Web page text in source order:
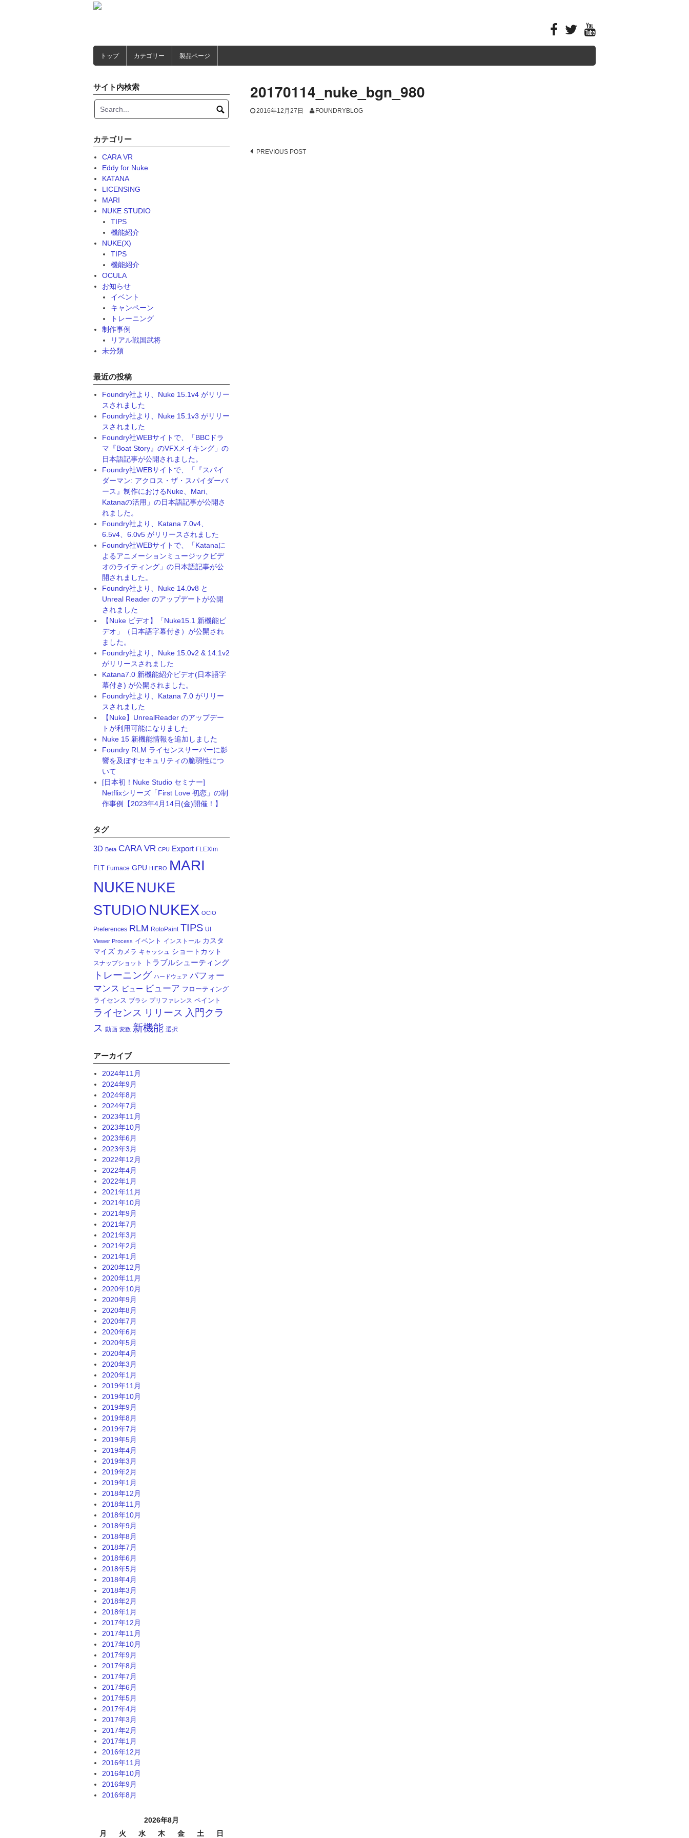
トップ カテゴリー 製品ページ
20170114_nuke_bgn_980
2016年12月27日 FOUNDRYBLOG
Post
PREVIOUS POST
サイト内検索
カテゴリー
CARA VR
Eddy for Nuke
KATANA
LICENSING
MARI
NUKE STUDIO
TIPS
機能紹介
NUKE(X)
TIPS
機能紹介
OCULA
お知らせ
イベント
キャンペーン
トレーニング
制作事例
リアル戦国武将
未分類
最近の投稿
Foundry社より、Nuke 15.1v4 がリリー
スされました
Foundry社より、Nuke 15.1v3 がリリー
スされました
Foundry社WEBサイトで、「BBCドラ
マ『Boat Story』のVFXメイキング」の
日本語記事が公開されました。
Foundry社WEBサイトで、「『スパイ
ダーマン: アクロス・ザ・スパイダーバ
ース』制作におけるNuke、Mari、
Katanaの活用」の日本語記事が公開さ
れました。
Foundry社より、Katana 7.0v4、
6.5v4、6.0v5 がリリースされました
Foundry社WEBサイトで、「Katanaに
よるアニメーションミュージックビデ
オのライティング」の日本語記事が公
開されました。
Foundry社より、Nuke 14.0v8 と
Unreal Reader のアップデートが公開
されました
【Nuke ビデオ】「Nuke15.1 新機能ビ
デオ」（日本語字幕付き）が公開され
ました。
Foundry社より、Nuke 15.0v2 & 14.1v2
がリリースされました
Katana7.0 新機能紹介ビデオ(日本語字
幕付き) が公開されました。
Foundry社より、Katana 7.0 がリリー
スされました
【Nuke】UnrealReader のアップデー
トが利用可能になりました
Nuke 15 新機能情報を追加しました
Foundry RLM ライセンスサーバーに影
響を及ぼすセキュリティの脆弱性につ
いて
[日本初！Nuke Studio セミナー]
Netflixシリーズ「First Love 初恋」の制
作事例【2023年4月14日(金)開催！】
タグ
3D Beta CARA VR CPU Export FLEXlm
FLT Furnace GPU HIERO MARI
NUKE NUKE
STUDIO NUKEX OCIO
Preferences RLM RotoPaint TIPS UI
Viewer Process イベント インストール カスタ
マイズ カメラ キャッシュ ショートカット
スナップショット トラブルシューティング
トレーニング ハードウェア パフォー
マンス ビュー ビューア フローティング
ライセンス ブラシ プリファレンス ペイント
ライセンス リリース 入門クラ
ス 動画 変数 新機能 選択
アーカイブ
2024年11月
2024年9月
2024年8月
2024年7月
2023年11月
2023年10月
2023年6月
2023年3月
2022年12月
2022年4月
2022年1月
2021年11月
2021年10月
2021年9月
2021年7月
2021年3月
2021年2月
2021年1月
2020年12月
2020年11月
2020年10月
2020年9月
2020年8月
2020年7月
2020年6月
2020年5月
2020年4月
2020年3月
2020年1月
2019年11月
2019年10月
2019年9月
2019年8月
2019年7月
2019年5月
2019年4月
2019年3月
2019年2月
2019年1月
2018年12月
2018年11月
2018年10月
2018年9月
2018年8月
2018年7月
2018年6月
2018年5月
2018年4月
2018年3月
2018年2月
2018年1月
2017年12月
2017年11月
2017年10月
2017年9月
2017年8月
2017年7月
2017年6月
2017年5月
2017年4月
2017年3月
2017年2月
2017年1月
2016年12月
2016年11月
2016年10月
2016年9月
2016年8月
2026年8月
月
火 水 木 金 土 日